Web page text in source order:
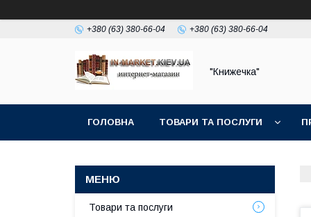
+380 (63) 380-66-04 +380 (63) 380-66-04
"Книжечка"
ГОЛОВНА ТОВАРИ ТА ПОСЛУГИ
Товари та послуги